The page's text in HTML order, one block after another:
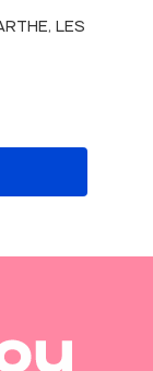
LES